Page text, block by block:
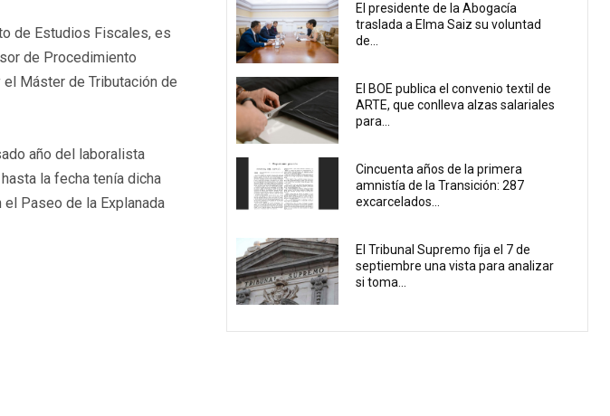
de Estudios Fiscales, es
de Procedimiento
Máster de Tributación de
año del laboralista
la fecha tenía dicha
Paseo de la Explanada
El presidente de la Abogacía
traslada a Elma Saiz su voluntad
de...
El BOE publica el convenio textil de
ARTE, que conlleva alzas salariales
para...
Cincuenta años de la primera
amnistía de la Transición: 287
excarcelados...
El Tribunal Supremo fija el 7 de
septiembre una vista para analizar
si toma...